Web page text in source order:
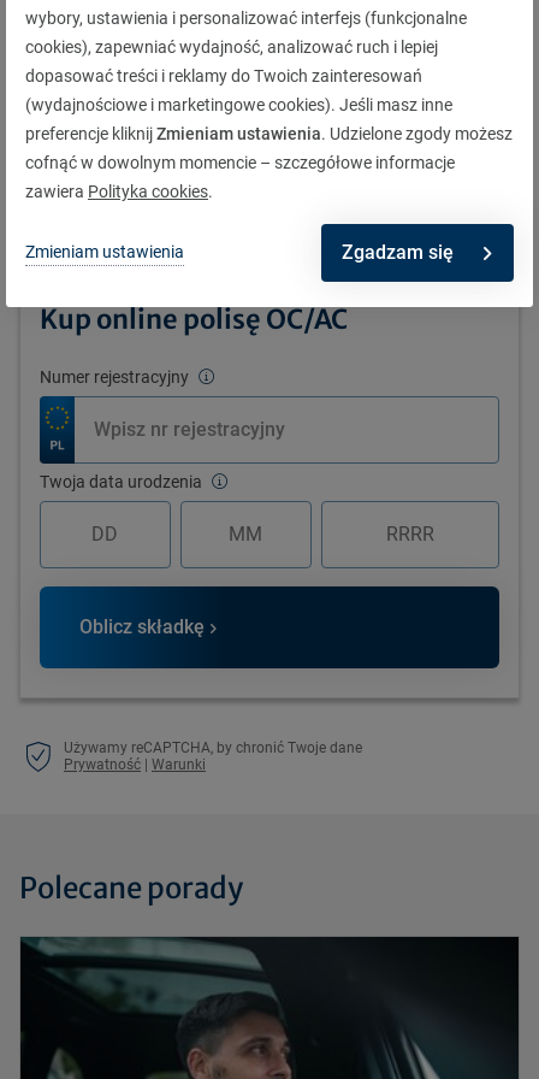
Jak oceniasz artykuł?
Kup online polisę OC/AC
Numer rejestracyjny
Twoja data urodzenia
Oblicz składkę
Używamy reCAPTCHA, by chronić Twoje dane
Prywatność | Warunki
Polecane porady
wybory, ustawienia i personalizować interfejs (funkcjonalne
cookies), zapewniać wydajność, analizować ruch i lepiej
dopasować treści i reklamy do Twoich zainteresowań
(wydajnościowe i marketingowe cookies). Jeśli masz inne
preferencje kliknijZmieniam ustawienia. Udzielone zgody możesz
cofnąć w dowolnym momencie – szczegółowe informacje
zawiera Polityka cookies.
Zmieniam ustawienia Zgadzam się